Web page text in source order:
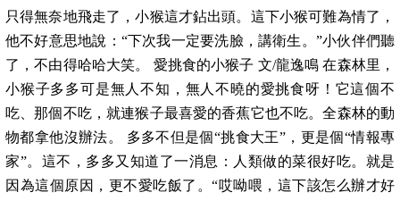
只得無奈地飛走了，小猴這才鉆出頭。這下小猴可難為情了，
他不好意思地說：“下次我一定要洗臉，講衛生。”小伙伴們聽
了，不由得哈哈大笑。 愛挑食的小猴子 文/龍逸鳴 在森林里，
小猴子多多可是無人不知，無人不曉的愛挑食呀！它這個不
吃、那個不吃，就連猴子最喜愛的香蕉它也不吃。全森林的動
物都拿他沒辦法。 多多不但是個“挑食大王”，更是個“情報專
家”。這不，多多又知道了一消息：人類做的菜很好吃。就是
因為這個原因，更不愛吃飯了。“哎呦喂，這下該怎么辦才好